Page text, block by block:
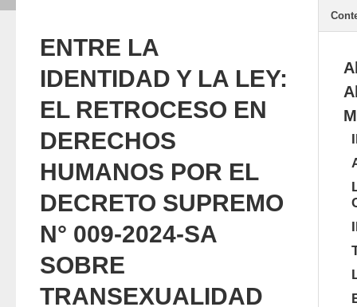
ENTRE LA
IDENTIDAD Y LA LEY:
EL RETROCESO EN
DERECHOS
HUMANOS POR EL
DECRETO SUPREMO
N° 009-2024-SA
SOBRE
TRANSEXUALIDAD